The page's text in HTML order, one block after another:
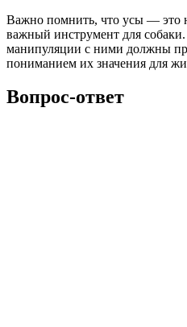
Важно помнить, что усы — это
важный инструмент для
манипуляции с ними должны
пониманием их значения для
Вопрос-ответ